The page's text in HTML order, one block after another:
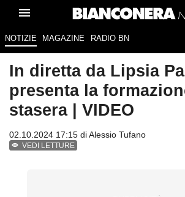
NOTIZIE MAGAZINE RADIO BN
In diretta da Lipsia
presenta la
stasera | VIDEO
02.10.2024 17:15 diAlessio Tufano
VEDI LETTURE